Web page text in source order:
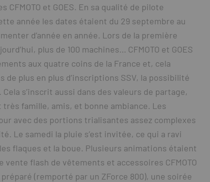
et GOES. En sa qualité de pilote
année les dates étaient du 29 septembre au
d’année en année. Lors de la première
plus de 100 machines… CFMOTO et GOES
aux quatre coins de la France et, cela
de plus en plus d’inscriptions SSV, la possibilité
s’inscrit aussi dans des valeurs de partage,
famille, amis, et bonne ambiance. Les
avec des portions trialisantes assez complexes
Le samedi la pluie s’est invitée, ce qui a ravi
flaques et la boue. Plusieurs animations étaient
flash de vêtements et accessoires CFMOTO
(remporté par un ZForce 800), une soirée